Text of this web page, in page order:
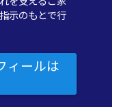
示のもとで行
ィールは